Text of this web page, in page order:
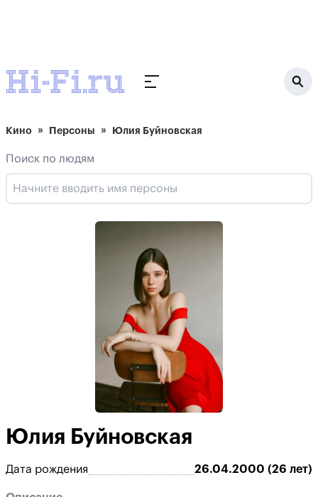
Кино Персоны Юлия Буйновская
Поиск по людям
Юлия Буйновская
Дата рождения 26.04.2000 (26 лет)